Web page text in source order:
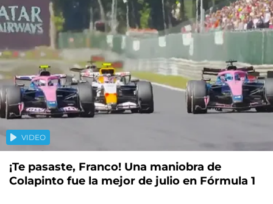
VIDEO
¡Te pasaste, Franco! Una maniobra de
Colapinto fue la mejor de julio en Fórmula 1